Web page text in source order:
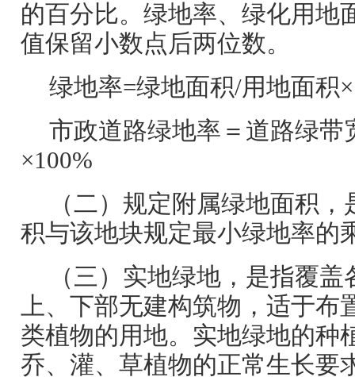
的百分比。绿地率、绿化用地
值保留小数点后两位数。
绿地率=绿地面积/用地面积
市政道路绿地率＝道路绿带
×100%
（二）规定附属绿地面积
积与该地块规定最小绿地率的
（三）实地绿地，是指覆
上、下部无建构筑物，适于布
类植物的用地。实地绿地的种
乔、灌、草植物的正常生长要